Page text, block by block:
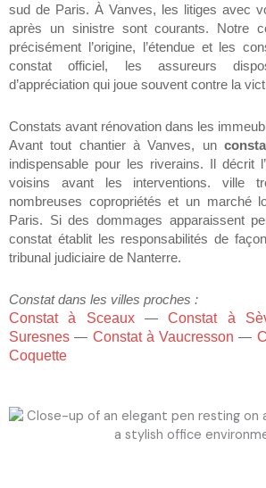
sud de Paris. À Vanves, les litiges avec
après un sinistre sont courants. Notre
précisément l’origine, l’étendue et les
constat officiel, les assureurs
d’appréciation qui joue souvent contre la
Constats avant rénovation dans les
Avant tout chantier à Vanves, un
indispensable pour les riverains. Il décrit
voisins avant les interventions. ville
nombreuses copropriétés et un marché
Paris. Si des dommages apparaissent
constat établit les responsabilités de
tribunal judiciaire de Nanterre.
Constat dans les villes proches :
Constat à Sceaux—Constat à
Suresnes — Constat à Vaucresson —
Coquette